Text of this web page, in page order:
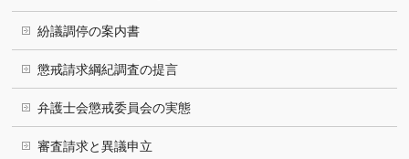
紛議調停の案内書
懲戒請求綱紀調査の提言
弁護士会懲戒委員会の実態
審査請求と異議申立